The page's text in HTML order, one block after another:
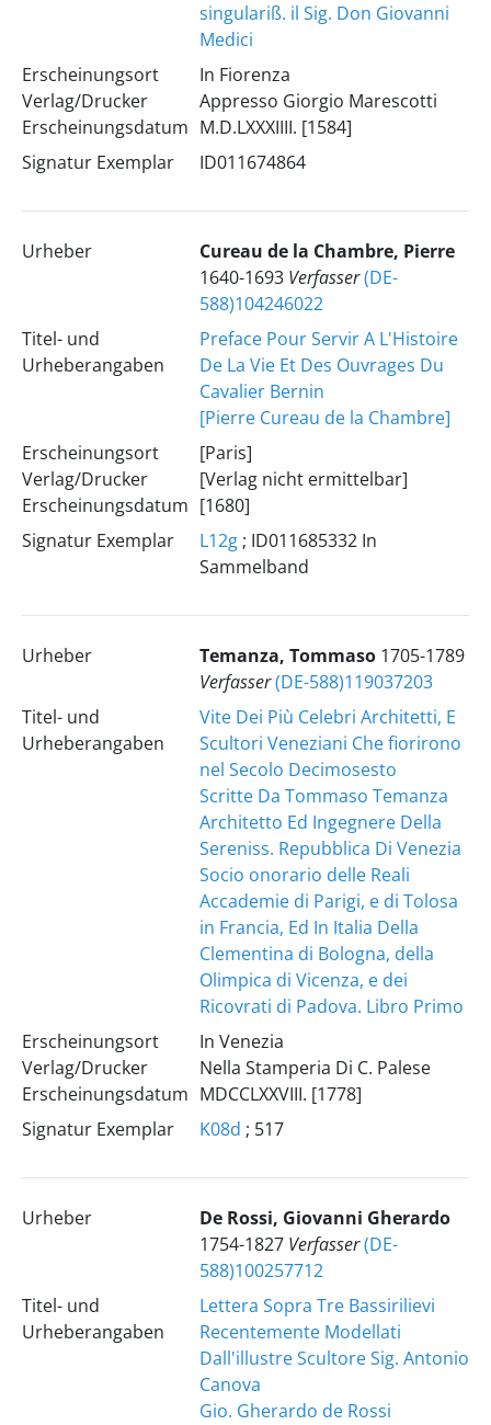
singulariß. il Sig. Don Giovanni
Medici
Erscheinungsort
Verlag/Drucker
Erscheinungsdatum
In Fiorenza
Appresso Giorgio Marescotti
M.D.LXXXIIII. [1584]
Signatur Exemplar
ID011674864
Urheber
Cureau de la Chambre, Pierre
1640-1693 Verfasser(DE-
588)104246022
Titel- und
Urheberangaben
Preface Pour Servir A L'Histoire
De La Vie Et Des Ouvrages Du
Cavalier Bernin
[Pierre Cureau de la Chambre]
Erscheinungsort
Verlag/Drucker
Erscheinungsdatum
[Paris]
[Verlag nicht ermittelbar]
[1680]
Signatur Exemplar
L12g; ID011685332 In
Sammelband
Urheber Temanza, Tommaso 1705-1789
Verfasser(DE-588)119037203
Titel- und
Urheberangaben
Vite Dei Più Celebri Architetti, E
Scultori Veneziani Che fiorirono
nel Secolo Decimosesto
Scritte Da Tommaso Temanza
Architetto Ed Ingegnere Della
Sereniss. Repubblica Di Venezia
Socio onorario delle Reali
Accademie di Parigi, e di Tolosa
in Francia, Ed In Italia Della
Clementina di Bologna, della
Olimpica di Vicenza, e dei
Ricovrati di Padova. Libro Primo
Erscheinungsort
Verlag/Drucker
Erscheinungsdatum
In Venezia
Nella Stamperia Di C. Palese
MDCCLXXVIII. [1778]
Signatur Exemplar
K08d ; 517
Urheber
De Rossi, Giovanni Gherardo
1754-1827 Verfasser(DE-
588)100257712
Titel- und
Urheberangaben
Lettera Sopra Tre Bassirilievi
Recentemente Modellati
Dall'illustre Scultore Sig. Antonio
Canova
Gio. Gherardo de Rossi